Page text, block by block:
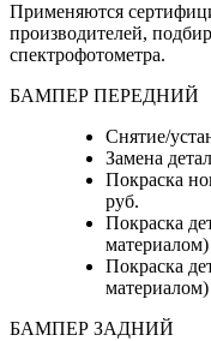
Применяются
производителей,
спектрофотометра.
БАМПЕР ПЕРЕДНИЙ
Снятие/
Замена
Покраска
руб.
Покраска
Покраска
материалом)
БАМПЕР ЗАДНИЙ